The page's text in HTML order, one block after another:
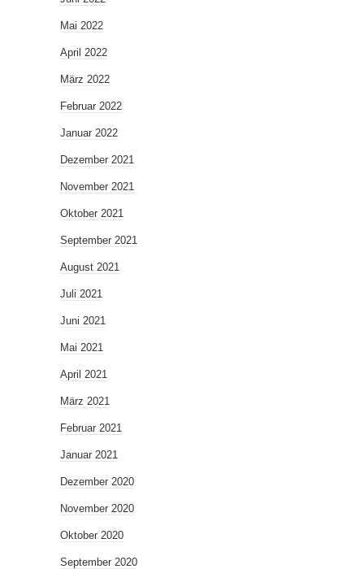
Mai 2022
April 2022
März 2022
Februar 2022
Januar 2022
Dezember 2021
November 2021
Oktober 2021
September 2021
August 2021
Juli 2021
Juni 2021
Mai 2021
April 2021
März 2021
Februar 2021
Januar 2021
Dezember 2020
November 2020
Oktober 2020
September 2020